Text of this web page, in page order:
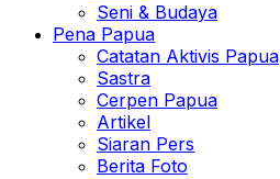
Seni & Budaya
Pena Papua
Catatan Aktivis Papua
Sastra
Cerpen Papua
Artikel
Siaran Pers
Berita Foto